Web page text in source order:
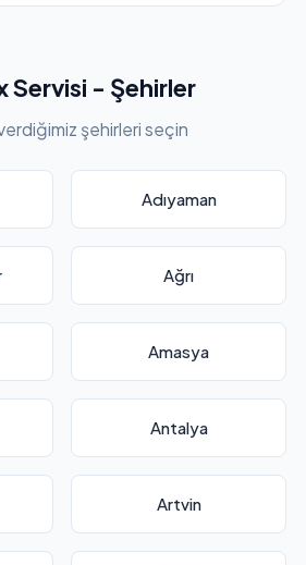
Servisi - Şehirler
şehirleri seçin
Adıyaman
Ağrı
Amasya
Antalya
Artvin